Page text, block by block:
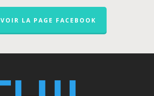
VOIR LA PAGE FACEBOOK